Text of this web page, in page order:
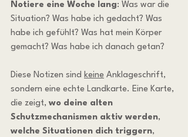
Notiere eine Woche lang: Was war die
Situation? Was habe ich gedacht? Was
habe ich gefühlt? Was hat mein Körper
gemacht? Was habe ich danach getan?
Diese Notizen sind keine Anklageschrift,
sondern eine echte Landkarte. Eine Karte,
die zeigt, wo deine alten
Schutzmechanismen aktiv werden,
welche Situationen dich triggern,